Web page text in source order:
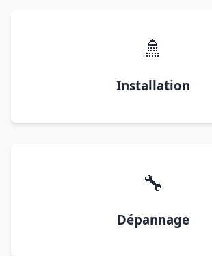
🚿
Installation
🔧
Dépannage